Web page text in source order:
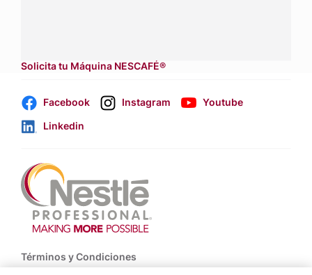
Solicita tu Máquina NESCAFÉ®
Facebook Instagram
Youtube
Linkedin
Footer
Términos y Condiciones